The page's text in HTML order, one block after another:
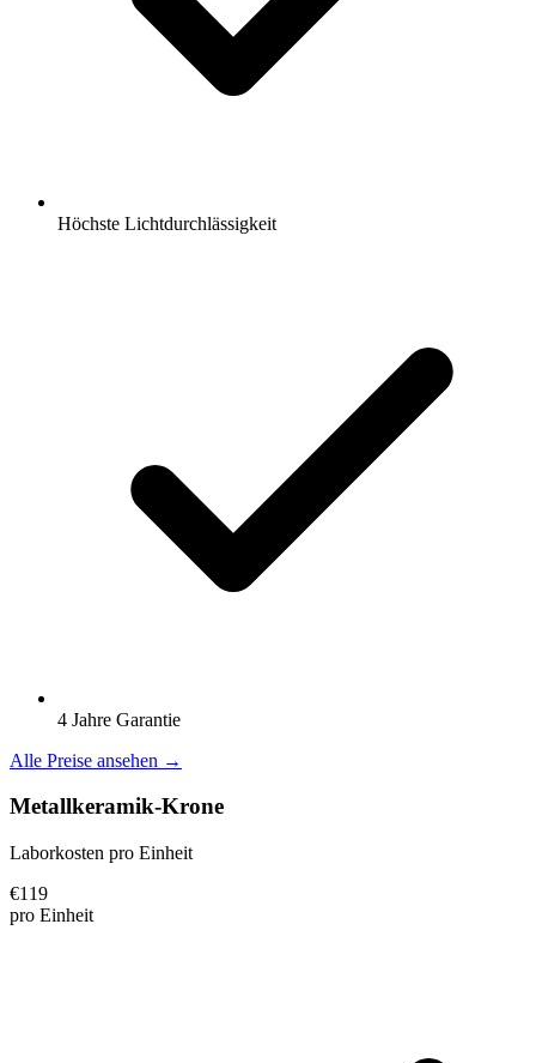
Höchste Lichtdurchlässigkeit
4 Jahre Garantie
Alle Preise ansehen →
Metallkeramik-Krone
Laborkosten pro Einheit
€119
pro Einheit